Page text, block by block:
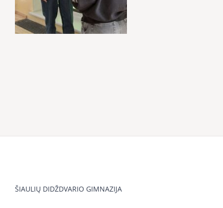
ŠIAULIŲ DIDŽDVARIO GIMNAZIJA